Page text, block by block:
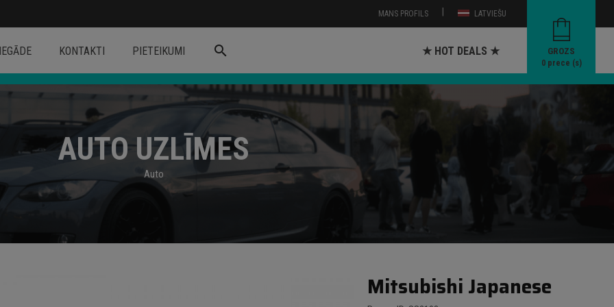
LATVIEŠU
|
MANS PROFILS
GROZS
0prece (s)
KONTAKTI PIETEIKUMI search ★ HOT DEALS ★
AUTO UZLĪMES
Auto
Mitsubishi Japanese